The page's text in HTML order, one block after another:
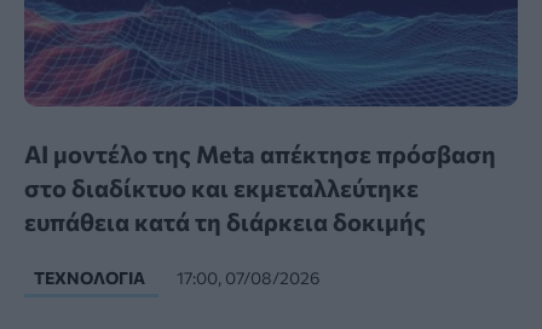
AI μοντέλο της Meta απέκτησε πρόσβαση
στο διαδίκτυο και εκμεταλλεύτηκε
ευπάθεια κατά τη διάρκεια δοκιμής
ΤΕΧΝΟΛΟΓΊΑ 17:00, 07/08/2026